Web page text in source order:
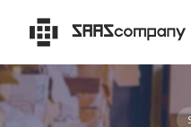
content